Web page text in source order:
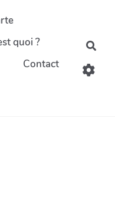
quoi ?
Contact